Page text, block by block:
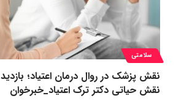
سلامتی
نقش پزشک در روال درمان اعتیاد؛ بازدید
نقش حیاتی دکتر ترک اعتیاد_خبرخوان